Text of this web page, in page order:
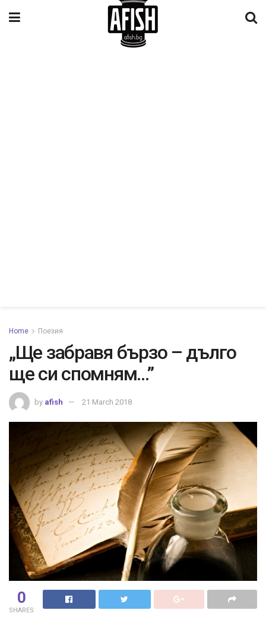
Home Поезия
„Ще забравя бързо – дълго
ще си спомням…”
by afish 21 March 2018
0
SHARES